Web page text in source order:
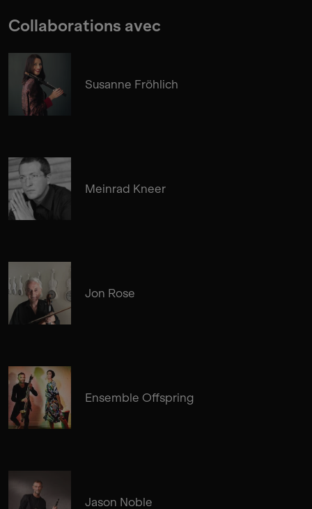
Collaborations avec
Susanne Fröhlich
Meinrad Kneer
Jon Rose
Ensemble Offspring
Jason Noble